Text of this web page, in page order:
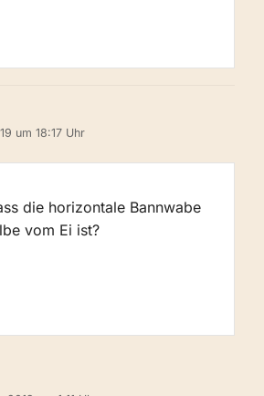
um 18:17 Uhr
die horizontale Bannwabe
vom Ei ist?